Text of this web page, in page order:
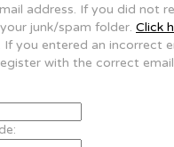
address. If you did not
junk/spam folder. Click
you entered an incorrect
with the correct